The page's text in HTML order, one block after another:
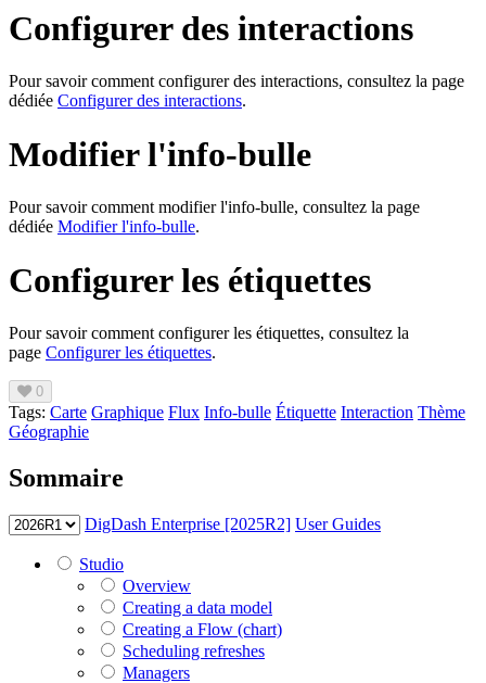
Configurer des interactions
Pour savoir comment configurer des interactions, consultez la page
dédiée Configurer des interactions.
Modifier l'info-bulle
Pour savoir comment modifier l'info-bulle, consultez la page
dédiée Modifier l'info-bulle.
Configurer les étiquettes
Pour savoir comment configurer les étiquettes, consultez la
page Configurer les étiquettes.
0
Tags: Carte Graphique Flux Info-bulle Étiquette Interaction Thème
Géographie
Sommaire
DigDash Enterprise [2025R2] User Guides
Studio
Overview
Creating a data model
Creating a Flow (chart)
Scheduling refreshes
Managers